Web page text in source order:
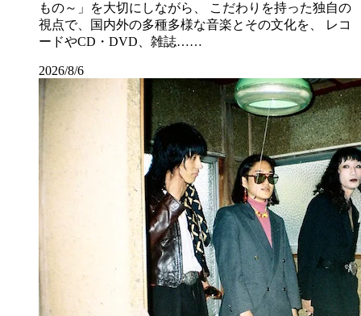
もの～」を大切にしながら、 こだわりを持った独自の
視点で、国内外の多種多様な音楽とその文化を、 レコ
ードやCD・DVD、雑誌……
2026/8/6